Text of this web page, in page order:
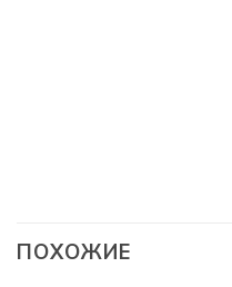
ПОХОЖИЕ